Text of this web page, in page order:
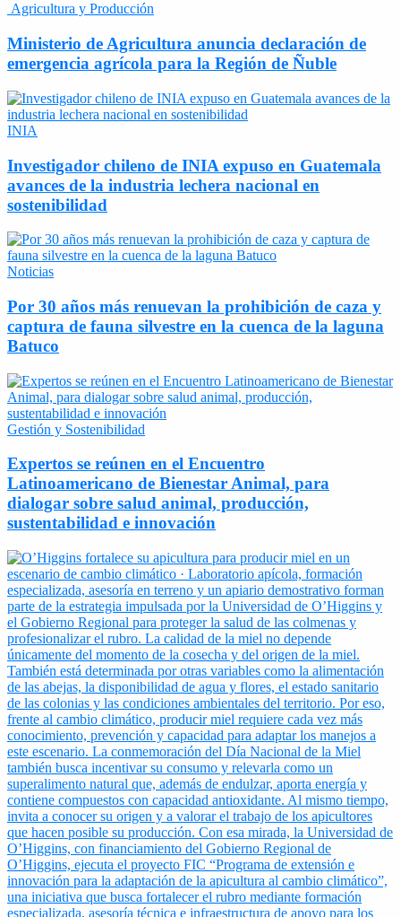
Agricultura y Producción
Ministerio de Agricultura anuncia declaración de
emergencia agrícola para la Región de Ñuble
INIA
Investigador chileno de INIA expuso en Guatemala
avances de la industria lechera nacional en
sostenibilidad
Noticias
Por 30 años más renuevan la prohibición de caza y
captura de fauna silvestre en la cuenca de la laguna
Batuco
Gestión y Sostenibilidad
Expertos se reúnen en el Encuentro
Latinoamericano de Bienestar Animal, para
dialogar sobre salud animal, producción,
sustentabilidad e innovación